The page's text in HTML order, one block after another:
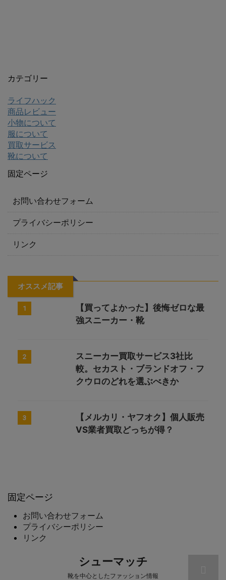
カテゴリー
ライフハック
商品レビュー
小物について
服について
買取サービス
靴について
固定ページ
お問い合わせフォーム
プライバシーポリシー
リンク
オススメ記事
1
【買ってよかった】後悔ゼロな最
強スニーカー・靴
2
スニーカー買取サービス3社比
較。セカスト・ブランドオフ・フ
クウロのどれを選ぶべきか
3
【メルカリ・ヤフオク】個人販売
VS業者買取どっちが得？
固定ページ
お問い合わせフォーム
プライバシーポリシー
リンク
シューマッチ
靴を中心としたファッション情報